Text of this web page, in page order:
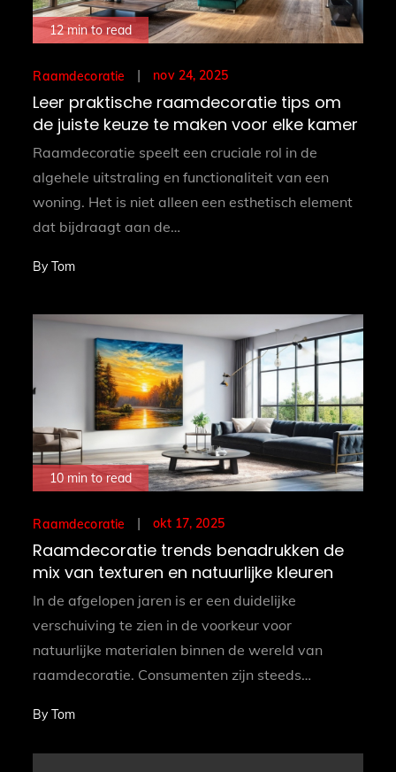
12 min to read
Raamdecoratie
Posted
on
nov 24, 2025
Leer praktische raamdecoratie tips om
de juiste keuze te maken voor elke kamer
Raamdecoratie speelt een cruciale rol in de
algehele uitstraling en functionaliteit van een
woning. Het is niet alleen een esthetisch element
dat bijdraagt aan de…
ByTom
10 min to read
Raamdecoratie
Posted
on
okt 17, 2025
Raamdecoratie trends benadrukken de
mix van texturen en natuurlijke kleuren
In de afgelopen jaren is er een duidelijke
verschuiving te zien in de voorkeur voor
natuurlijke materialen binnen de wereld van
raamdecoratie. Consumenten zijn steeds…
ByTom